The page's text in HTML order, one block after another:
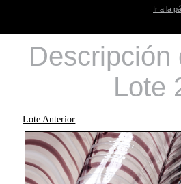
Ir a la
Descripción
Lote
Lote Anterior